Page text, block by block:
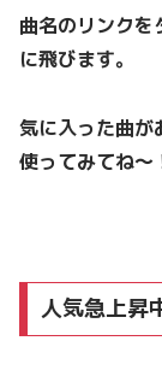
曲名のリンクを
に飛びます。
気に入った曲が
使ってみてね〜
人気急上昇